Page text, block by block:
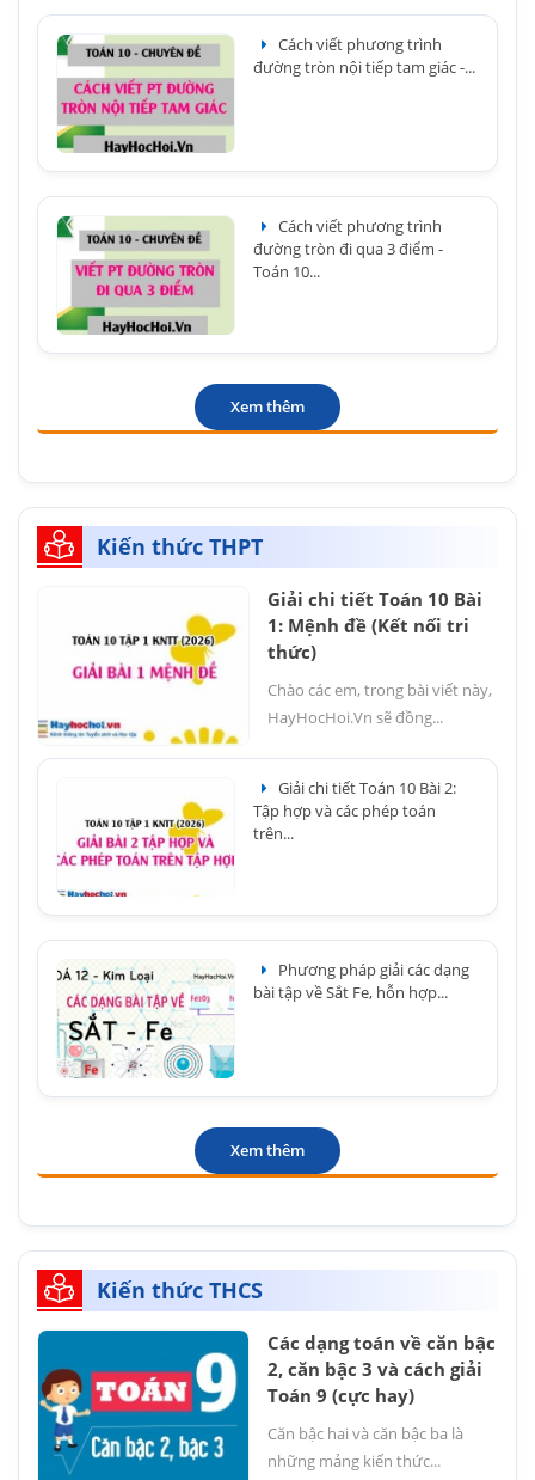
Cách viết phương trình
đường tròn nội tiếp tam giác -...
Cách viết phương trình
đường tròn đi qua 3 điểm -
Toán 10...
Xem thêm
Kiến thức THPT
Giải chi tiết Toán 10 Bài
1: Mệnh đề (Kết nối tri
thức)
Chào các em, trong bài viết này,
HayHocHoi.Vn sẽ đồng...
Giải chi tiết Toán 10 Bài 2:
Tập hợp và các phép toán
trên...
Phương pháp giải các dạng
bài tập về Sắt Fe, hỗn hợp...
Xem thêm
Kiến thức THCS
Các dạng toán về căn bậc
2, căn bậc 3 và cách giải
Toán 9 (cực hay)
Căn bậc hai và căn bậc ba là
những mảng kiến thức...